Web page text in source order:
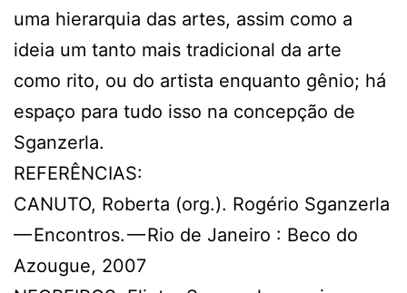
uma hierarquia das artes, assim como a
ideia um tanto mais tradicional da arte
como rito, ou do artista enquanto gênio; há
espaço para tudo isso na concepção de
Sganzerla.
REFERÊNCIAS:
CANUTO, Roberta (org.). Rogério Sganzerla
— Encontros. — Rio de Janeiro : Beco do
Azougue, 2007